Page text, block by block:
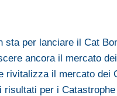
sta per lanciare il Cat
ancora il mercato
rivitalizza il mercato dei
risultati per i Catastrophe